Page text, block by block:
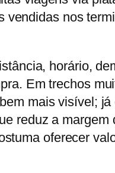
vendidas nos
horário,
Em trechos
mais visível; já
reduz a margem
oferecer